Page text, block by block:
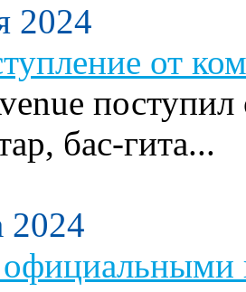
2024
от
бас-гита...
2024